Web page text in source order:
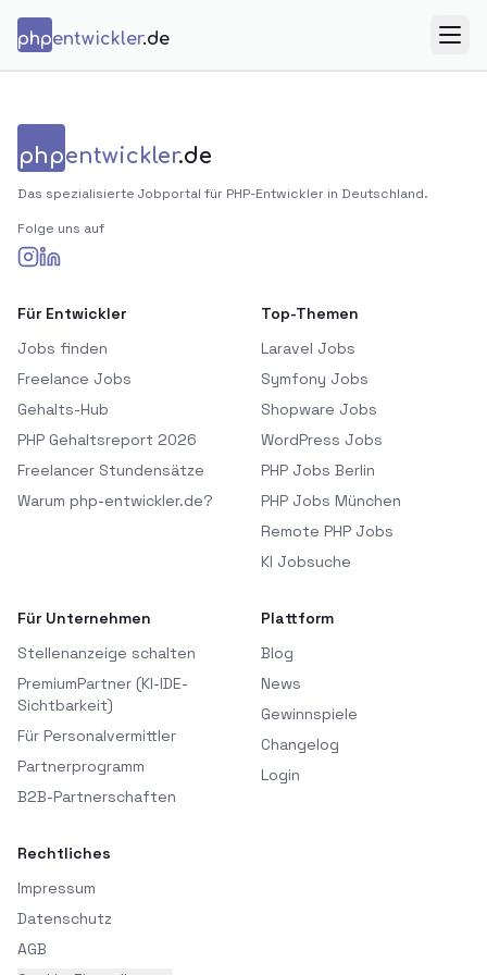
phpentwickler.de
phpentwickler.de
Das spezialisierte Jobportal für PHP-Entwickler in Deutschland.
Folge uns auf
Für Entwickler
Jobs finden
Freelance Jobs
Gehalts-Hub
PHP Gehaltsreport 2026
Freelancer Stundensätze
Warum php-entwickler.de?
Top-Themen
Laravel Jobs
Symfony Jobs
Shopware Jobs
WordPress Jobs
PHP Jobs Berlin
PHP Jobs München
Remote PHP Jobs
KI Jobsuche
Für Unternehmen
Stellenanzeige schalten
PremiumPartner (KI-IDE-
Sichtbarkeit)
Für Personalvermittler
Partnerprogramm
B2B-Partnerschaften
Plattform
Blog
News
Gewinnspiele
Changelog
Login
Rechtliches
Impressum
Datenschutz
AGB